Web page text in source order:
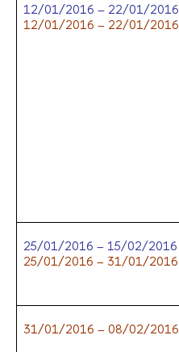
12/01/2016 – 22/01/2016
12/01/2016 – 22/01/2016
25/01/2016 – 15/02/2016
25/01/2016 – 31/01/2016
31/01/2016 – 08/02/2016